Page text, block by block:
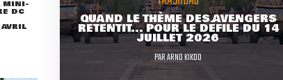
MINI-
DC QUAND LE THÈME DES AVENGERS
RETENTIT... POUR LE DÉFILÉ DU 14
JUILLET 2026
PARARNO KIKOO